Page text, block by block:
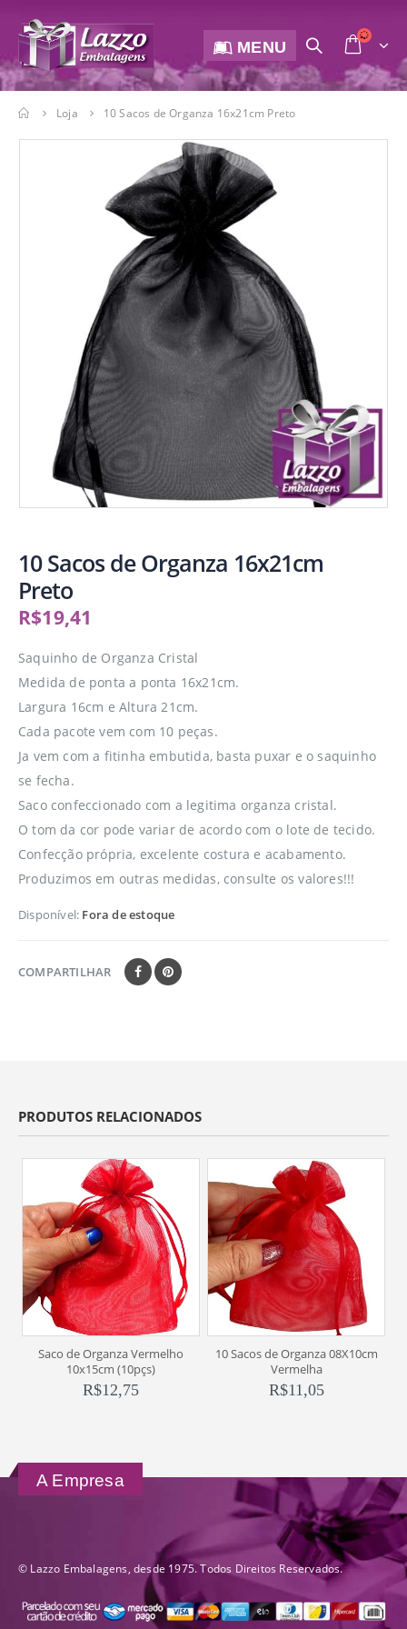
MENU
Loja 10 Sacos de Organza 16x21cm Preto
10 Sacos de Organza 16x21cm
Preto
R$19,41
Saquinho de Organza Cristal
Medida de ponta a ponta 16x21cm.
Largura 16cm e Altura 21cm.
Cada pacote vem com 10 peças.
Ja vem com a fitinha embutida, basta puxar e o saquinho
se fecha.
Saco confeccionado com a legitima organza cristal.
O tom da cor pode variar de acordo com o lote de tecido.
Confecção própria, excelente costura e acabamento.
Produzimos em outras medidas, consulte os valores!!!
Disponível: Fora de estoque
COMPARTILHAR
PRODUTOS RELACIONADOS
Saco de Organza Vermelho
10x15cm (10pçs)
R$12,75
10 Sacos de Organza 08X10cm
Vermelha
R$11,05
A Empresa
© Lazzo Embalagens, desde 1975. Todos Direitos Reservados.